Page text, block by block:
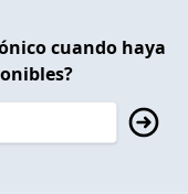
cuando haya